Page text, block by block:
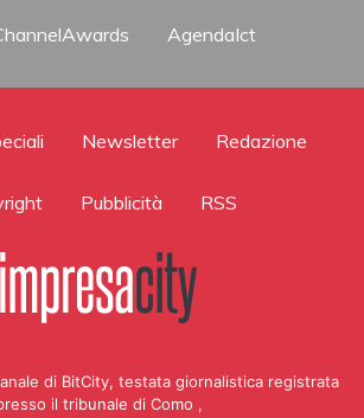
AgendaIct
Newsletter Redazione
Pubblicità RSS
di BitCity, testata giornalistica registrata
il tribunale di Como ,